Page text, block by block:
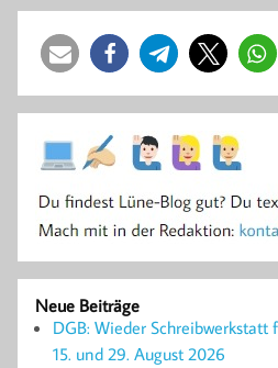
Neue Beiträge
DGB: Wieder
15. und 29. August 2026